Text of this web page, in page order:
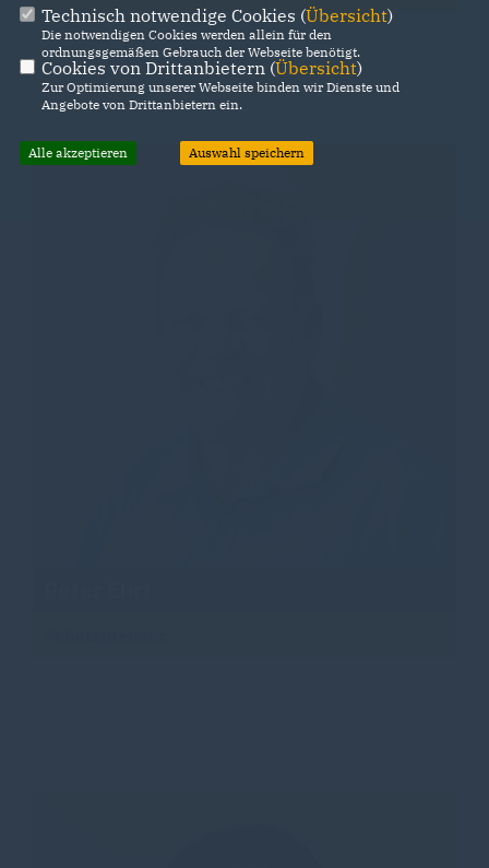
Technisch notwendige Cookies (Übersicht)
Die notwendigen Cookies werden allein für den
ordnungsgemäßen Gebrauch der Webseite benötigt.
Cookies von Drittanbietern (Übersicht)
Zur Optimierung unserer Webseite binden wir Dienste und
Angebote von Drittanbietern ein.
Alle akzeptieren Auswahl speichern